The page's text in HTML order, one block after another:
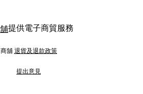
提供電子商貿服務
商舖 退貨及退款政策
提出意見